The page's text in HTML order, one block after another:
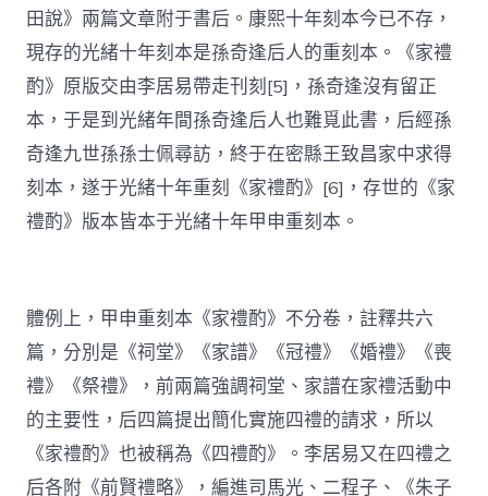
田說》兩篇文章附于書后。康熙十年刻本今已不存，
現存的光緒十年刻本是孫奇逢后人的重刻本。《家禮
酌》原版交由李居易帶走刊刻[5]，孫奇逢沒有留正
本，于是到光緒年間孫奇逢后人也難覓此書，后經孫
奇逢九世孫孫士佩尋訪，終于在密縣王致昌家中求得
刻本，遂于光緒十年重刻《家禮酌》[6]，存世的《家
禮酌》版本皆本于光緒十年甲申重刻本。
體例上，甲申重刻本《家禮酌》不分卷，註釋共六
篇，分別是《祠堂》《家譜》《冠禮》《婚禮》《喪
禮》《祭禮》，前兩篇強調祠堂、家譜在家禮活動中
的主要性，后四篇提出簡化實施四禮的請求，所以
《家禮酌》也被稱為《四禮酌》。李居易又在四禮之
后各附《前賢禮略》，編進司馬光、二程子、《朱子